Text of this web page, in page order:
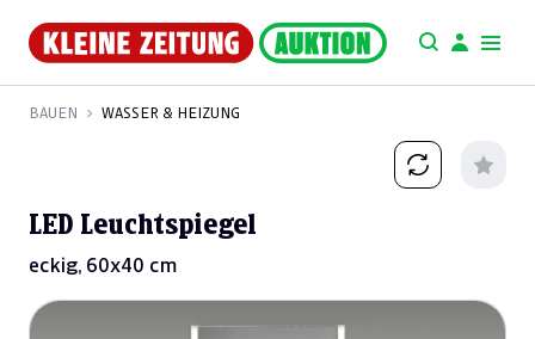
BAUEN WASSER & HEIZUNG
LED Leuchtspiegel
eckig, 60x40 cm